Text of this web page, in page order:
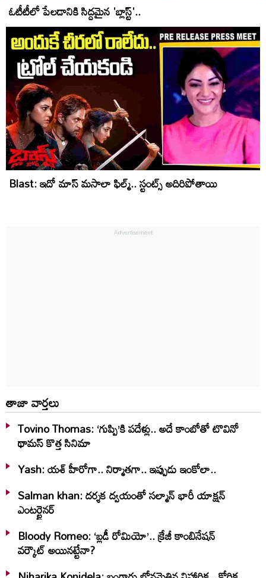
ఓటీటీలో పేలడానికి సిద్దమైన 'బ్లాస్ట్'..
Blast: ఇదో మాస్‌ మసాలా ఫిల్మ్‌.. స్టంట్స్ అదిరిపోతాయి
తాజా వార్తలు
Tovino Thomas: ‘గుప్పి’కి పదేళ్లు.. అదే కాంబోతో టొవినో
థామస్‌ కొత్త సినిమా
Yash: యశ్ హీరోగా.. నిర్మాతగా.. ఇప్పుడు ఇంకోలా..
Salman khan: దర్శక ద్వయంతో సల్మాన్ భారీ యాక్షన్
ఎంటర్టైనర్
Bloody Romeo: ‘బ్లడీ రోమియో’.. క్రేజీ కాంబినేషన్
వర్కౌట్ అయినట్టేనా?